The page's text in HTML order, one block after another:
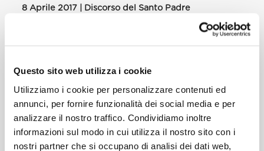
Questo sito web utilizza i cookie
Utilizziamo i cookie per personalizzare contenuti ed
annunci, per fornire funzionalità dei social media e per
analizzare il nostro traffico. Condividiamo inoltre
informazioni sul modo in cui utilizza il nostro sito con i
nostri partner che si occupano di analisi dei dati web,
8 Aprile 2017 | Discorso del Santo Padre
PDF
FRANCESCO
BASILICA DI SANTA MARIA MAGGIORE
[…] Ma il dramma di questo mondo è che i giovani –